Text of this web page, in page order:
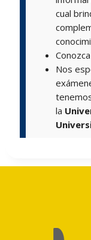
cual
Nos
la